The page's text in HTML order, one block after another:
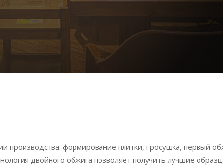
производства: формирование плитки, просушка, первый
двойного обжига позволяет получить лучшие